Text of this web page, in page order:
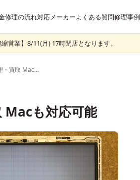
修理の流れ対応メーカーよくある質問修理事例
営業】8/11(月) 17時閉店となります。
西船橋のパソコン修理・買取 Macも対応可能
Macも対応可能